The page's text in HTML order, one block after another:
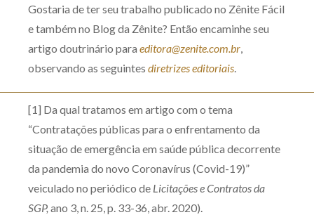
Gostaria de ter seu trabalho publicado no Zênite Fácil
e também no Blog da Zênite? Então encaminhe seu
artigo doutrinário para editora@zenite.com.br,
observando as seguintes diretrizes editoriais.
[1] Da qual tratamos em artigo com o tema
“Contratações públicas para o enfrentamento da
situação de emergência em saúde pública decorrente
da pandemia do novo Coronavírus (Covid-19)”
veiculado no periódico de Licitações e Contratos da
SGP, ano 3, n. 25, p. 33-36, abr. 2020).